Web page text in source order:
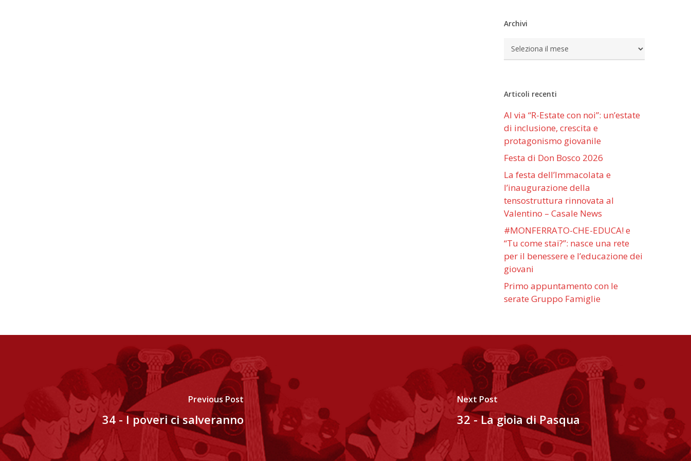
Archivi
Archivi
Articoli recenti
Al via “R-Estate con noi”: un’estate
di inclusione, crescita e
protagonismo giovanile
Festa di Don Bosco 2026
La festa dell’Immacolata e
l’inaugurazione della
tensostruttura rinnovata al
Valentino – Casale News
#MONFERRATO-CHE-EDUCA! e
“Tu come stai?”: nasce una rete
per il benessere e l’educazione dei
giovani
Primo appuntamento con le
serate Gruppo Famiglie
Previous Post
34 - I poveri ci salveranno
Next Post
32 - La gioia di Pasqua